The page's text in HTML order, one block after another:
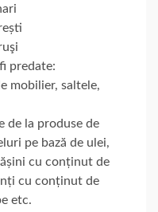
predate:
mobilier, saltele,
de la produse de
pe bază de ulei,
cu conținut de
cu conținut de
etc.